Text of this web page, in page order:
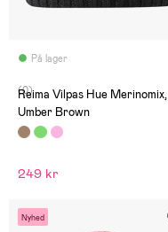
På lager
(0)
Reima Vilpas Hue Merinomix,
Umber Brown
249 kr
Nyhed